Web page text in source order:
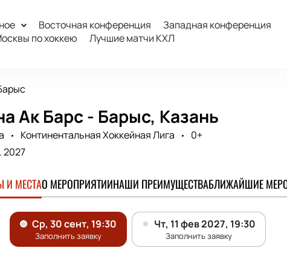
Восточная конференция
Западная конференция
по хоккею Лучшие матчи КХЛ
Ак Барс - Барыс, Казань
Континентальная Хоккейная Лига
0+
2027
И МЕСТАО МЕРОПРИЯТИИНАШИ ПРЕИМУЩЕСТВАБЛИЖАЙШИЕ